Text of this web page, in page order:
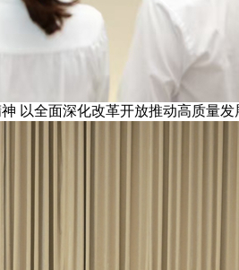
以全面深化改革开放推动高质量发